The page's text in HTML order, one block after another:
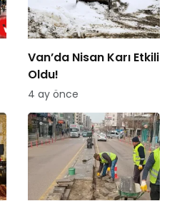
Van’da Nisan Karı Etkili
Oldu!
4 ay önce